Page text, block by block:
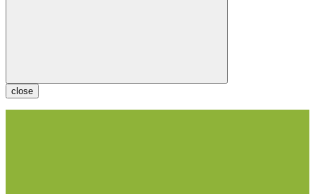
close